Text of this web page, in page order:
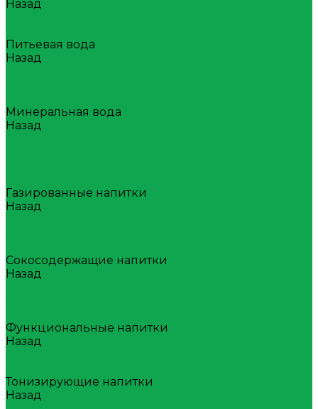
Назад
Питьевая вода
Назад
Минеральная вода
Назад
Газированные напитки
Назад
Сокосодержащие напитки
Назад
Функциональные напитки
Назад
Тонизирующие напитки
Назад